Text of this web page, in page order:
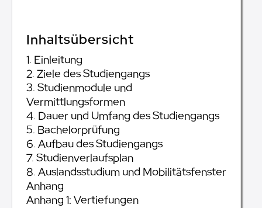
Inhaltsübersicht
1. Einleitung
2. Ziele des Studiengangs
3. Studienmodule und
Vermittlungsformen
4. Dauer und Umfang des Studiengangs
5. Bachelorprüfung
6. Aufbau des Studiengangs
7. Studienverlaufsplan
8. Auslandsstudium und Mobilitätsfenster
Anhang
Anhang 1: Vertiefungen